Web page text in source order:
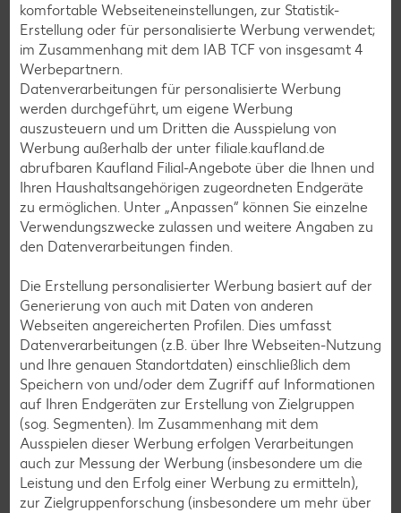
Plätzchen-Rezepte
Smoothie-Rezepte
Bowle-Rezepte
Cocktail-Rezepte
Avocado-Rezepte
Erdbeer-Rezepte
Blaubeer-Rezepte
Bananen-Rezepte
Zurück zu allen Rezepten
komfortable Webseiteneinstellungen, zur Statistik-
Erstellung oder für personalisierte Werbung verwendet;
im Zusammenhang mit dem IAB TCF von insgesamt 4
Werbepartnern.
Datenverarbeitungen für personalisierte Werbung
werden durchgeführt, um eigene Werbung
auszusteuern und um Dritten die Ausspielung von
Werbung außerhalb der unter filiale.kaufland.de
abrufbaren Kaufland Filial-Angebote über die Ihnen und
Ihren Haushaltsangehörigen zugeordneten Endgeräte
zu ermöglichen. Unter „Anpassen“ können Sie einzelne
Verwendungszwecke zulassen und weitere Angaben zu
den Datenverarbeitungen finden.
Die Erstellung personalisierter Werbung basiert auf der
Generierung von auch mit Daten von anderen
Webseiten angereicherten Profilen. Dies umfasst
Datenverarbeitungen (z.B. über Ihre Webseiten-Nutzung
und Ihre genauen Standortdaten) einschließlich dem
Speichern von und/oder dem Zugriff auf Informationen
auf Ihren Endgeräten zur Erstellung von Zielgruppen
(sog. Segmenten). Im Zusammenhang mit dem
Ausspielen dieser Werbung erfolgen Verarbeitungen
auch zur Messung der Werbung (insbesondere um die
Leistung und den Erfolg einer Werbung zu ermitteln),
zur Zielgruppenforschung (insbesondere um mehr über